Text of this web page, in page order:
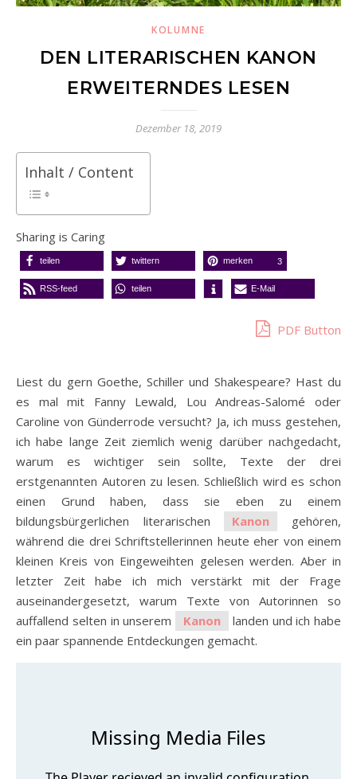
KOLUMNE
DEN LITERARISCHEN KANON
ERWEITERNDES LESEN
Dezember 18, 2019
Inhalt / Content
Sharing is Caring
teilen twittern merken 3
RSS-feed teilen E-Mail
PDF Button
Liest du gern Goethe, Schiller und Shakespeare? Hast du
es mal mit Fanny Lewald, Lou Andreas-Salomé oder
Caroline von Günderrode versucht? Ja, ich muss gestehen,
ich habe lange Zeit ziemlich wenig darüber nachgedacht,
warum es wichtiger sein sollte, Texte der drei
erstgenannten Autoren zu lesen. Schließlich wird es schon
einen Grund haben, dass sie eben zu einem
bildungsbürgerlichen literarischen
Kanon
gehören,
während die drei Schriftstellerinnen heute eher von einem
kleinen Kreis von Eingeweihten gelesen werden. Aber in
letzter Zeit habe ich mich verstärkt mit der Frage
auseinandergesetzt, warum Texte von Autorinnen so
auffallend selten in unserem
Kanon
landen und ich habe
ein paar spannende Entdeckungen gemacht.